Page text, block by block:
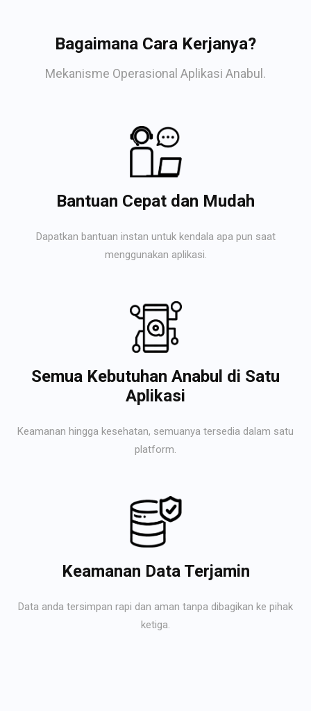
Bagaimana Cara Kerjanya?
Mekanisme Operasional Aplikasi Anabul.
Bantuan Cepat dan Mudah
Dapatkan bantuan instan untuk kendala apa pun saat
menggunakan aplikasi.
Semua Kebutuhan Anabul di Satu
Aplikasi
Keamanan hingga kesehatan, semuanya tersedia dalam satu
platform.
Keamanan Data Terjamin
Data anda tersimpan rapi dan aman tanpa dibagikan ke pihak
ketiga.